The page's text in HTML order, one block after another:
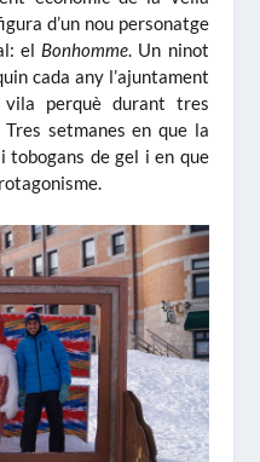
d’un nou personatge
el Bonhomme. Un ninot
cada any l’ajuntament
perquè durant tres
setmanes en que la
tobogans de gel i en que